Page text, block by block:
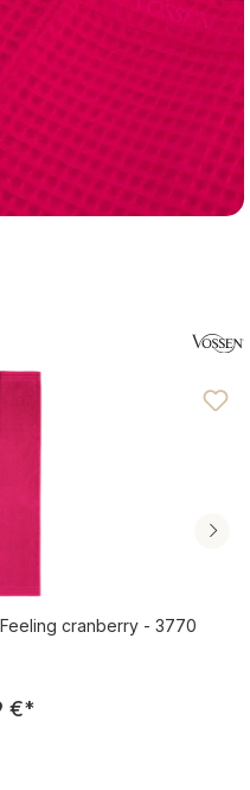
4.63 von 5 Sternen
cranberry - 3770
Preis:
€*